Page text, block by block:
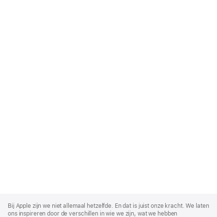
Footer
Bij Apple zijn we niet allemaal hetzelfde. En dat is juist onze kracht. We laten
ons inspireren door de verschillen in wie we zijn, wat we hebben